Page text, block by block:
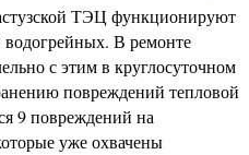
ТЭЦ функционируют
водогрейных. В ремонте
с этим в круглосуточном
повреждений тепловой
9 повреждений на
уже охвачены